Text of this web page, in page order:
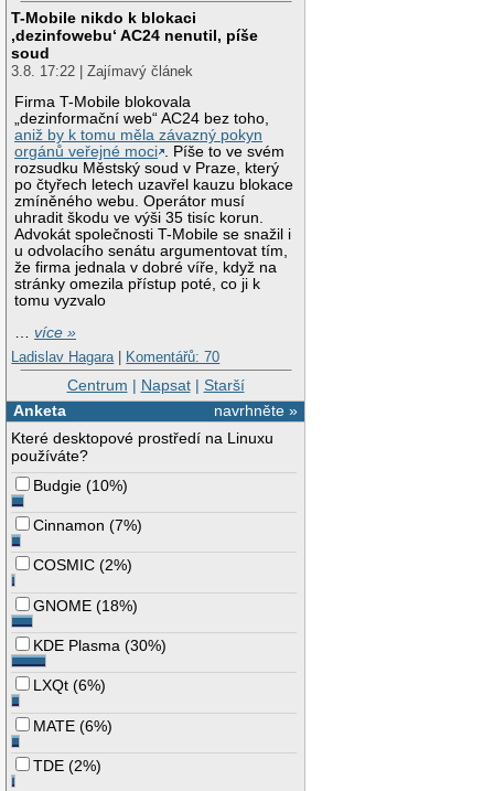
T-Mobile nikdo k blokaci
‚dezinfowebu‘ AC24 nenutil, píše
soud
3.8. 17:22 | Zajímavý článek
Firma T-Mobile blokovala
„dezinformační web“ AC24 bez toho,
aniž by k tomu měla závazný pokyn
orgánů veřejné moci . Píše to ve svém
rozsudku Městský soud v Praze, který
po čtyřech letech uzavřel kauzu blokace
zmíněného webu. Operátor musí
uhradit škodu ve výši 35 tisíc korun.
Advokát společnosti T-Mobile se snažil i
u odvolacího senátu argumentovat tím,
že firma jednala v dobré víře, když na
stránky omezila přístup poté, co ji k
tomu vyzvalo
…více »
Ladislav Hagara | Komentářů: 70
Centrum | Napsat| Starší
navrhněte »
Anketa
Které desktopové prostředí na Linuxu
používáte?
Budgie (10%)
Cinnamon (7%)
COSMIC (2%)
GNOME (18%)
KDE Plasma (30%)
LXQt (6%)
MATE (6%)
TDE (2%)